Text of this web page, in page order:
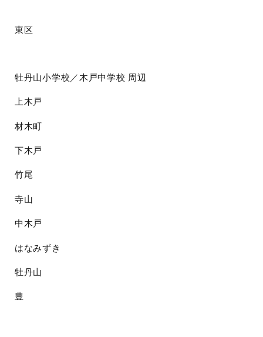
東区
牡丹山小学校／木戸中学校 周辺
上木戸
材木町
下木戸
竹尾
寺山
中木戸
はなみずき
牡丹山
豊